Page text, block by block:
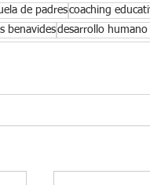
de padrescoaching
benavidesdesarrollo humano